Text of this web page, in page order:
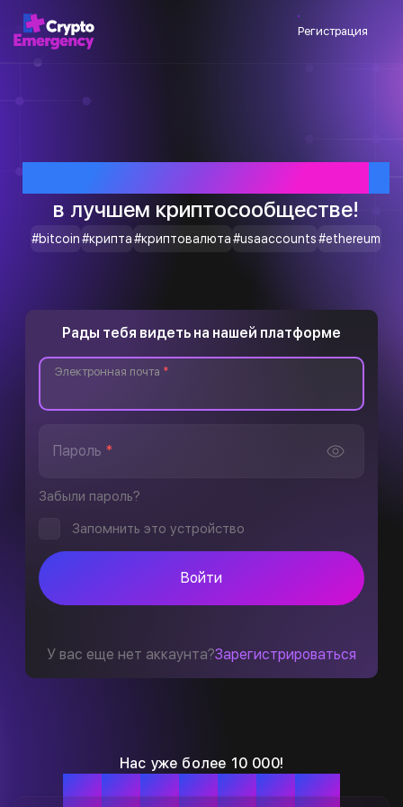
Регистрация
в лучшем криптосообществе!
#bitcoin#крипта#криптовалюта#usaaccounts#ethereum
Нас уже более 10 000!
Рады тебя видеть на нашей платформе
Электронная почта *
Пароль *
Забыли пароль?
Запомнить это устройство
Войти
У вас еще нет аккаунта?Зарегистрироваться